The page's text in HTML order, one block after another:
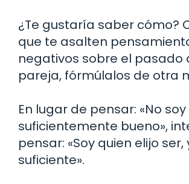
¿Te gustaría saber cómo?
que te asalten
negativos sobre el pasado
pareja, fórmúlalos de otra
En lugar de pensar: «No soy
suficientemente bueno»,
pensar: «Soy quien elijo ser,
suficiente».